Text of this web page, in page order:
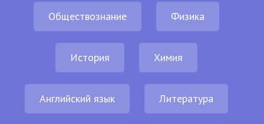
Обществознание Физика
История Химия
Английский язык Литература